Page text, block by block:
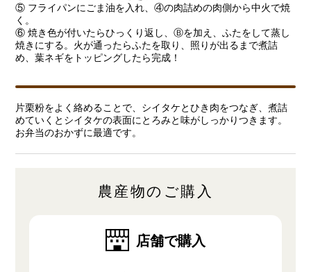
⑤ フライパンにごま油を入れ、④の肉詰めの肉側から中火で焼
く。
⑥ 焼き色が付いたらひっくり返し、Ⓑを加え、ふたをして蒸し
焼きにする。火が通ったらふたを取り、照りが出るまで煮詰
め、葉ネギをトッピングしたら完成！
片栗粉をよく絡めることで、シイタケとひき肉をつなぎ、煮詰
めていくとシイタケの表面にとろみと味がしっかりつきます。
お弁当のおかずに最適です。
農産物のご購入
店舗で購入